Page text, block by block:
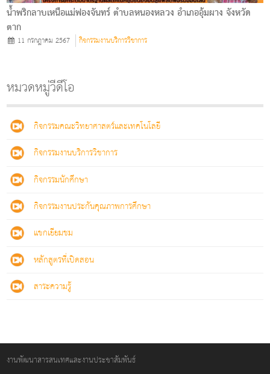
น้ำพริกลาบเหนือแม่ฟองจันทร์ ตําบลหนองหลวง อําเภออุ้มผาง จังหวัด
ตาก
11 กรกฎาคม 2567 กิจกรรมงานบริการวิชาการ
หมวดหมู่วีดีโอ
กิจกรรมคณะวิทยาศาสตร์และเทคโนโลยี
กิจกรรมงานบริการวิชาการ
กิจกรรมนักศึกษา
กิจกรรมงานประกันคุณภาพการศึกษา
แขกเยียมชม
หลักสูตรที่เปิดสอน
สาระความรู้
งานพัฒนาสารสนเทศและงานประชาสัมพันธ์